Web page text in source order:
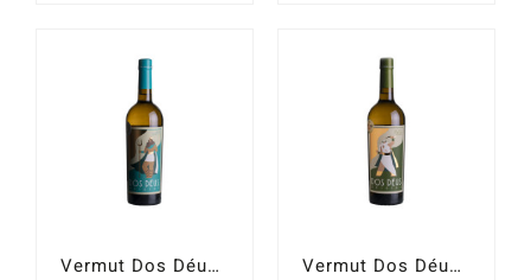
Vermut Dos Déus Origins Priorat White 15% Vermut Dos Déus Origins White Dry 18%